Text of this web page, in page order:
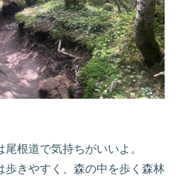
根道で気持ちがいいよ。
きやすく、森の中を歩く森林